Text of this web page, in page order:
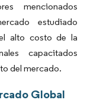
mencionados
estudiado
alto costo de la
capacitados
del mercado.
Global